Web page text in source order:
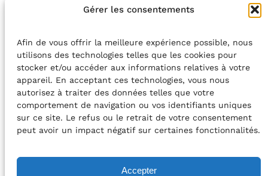
Gérer les consentements
Afin de vous offrir la meilleure expérience possible, nous
utilisons des technologies telles que les cookies pour
stocker et/ou accéder aux informations relatives à votre
appareil. En acceptant ces technologies, vous nous
autorisez à traiter des données telles que votre
comportement de navigation ou vos identifiants uniques
sur ce site. Le refus ou le retrait de votre consentement
peut avoir un impact négatif sur certaines fonctionnalités.
Accepter
EN QUESTION BOUTIQUE NEWSLETTER
CONTACT
Rechercher
©2026 Centre Avec asblBE33 5230​ 8091​ 4546
avec le soutien de la Fédération Wallonie-Bruxelles